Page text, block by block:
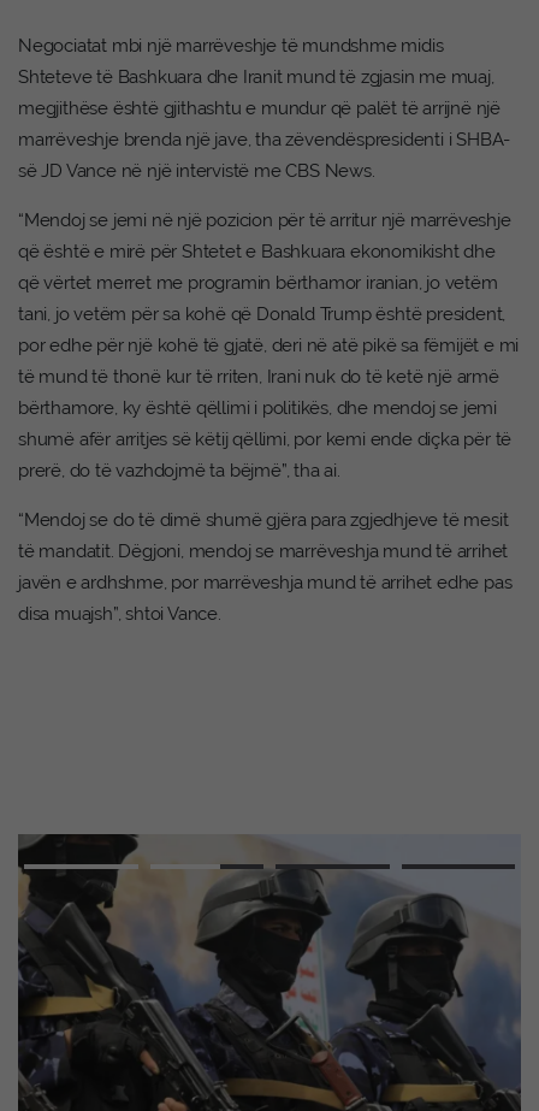
Negociatat mbi një marrëveshje të mundshme midis
Shteteve të Bashkuara dhe Iranit mund të zgjasin me muaj,
megjithëse është gjithashtu e mundur që palët të arrijnë një
marrëveshje brenda një jave, tha zëvendëspresidenti i SHBA-
së JD Vance në një intervistë me CBS News.
“Mendoj se jemi në një pozicion për të arritur një marrëveshje
që është e mirë për Shtetet e Bashkuara ekonomikisht dhe
që vërtet merret me programin bërthamor iranian, jo vetëm
tani, jo vetëm për sa kohë që Donald Trump është president,
por edhe për një kohë të gjatë, deri në atë pikë sa fëmijët e mi
të mund të thonë kur të rriten, Irani nuk do të ketë një armë
bërthamore, ky është qëllimi i politikës, dhe mendoj se jemi
shumë afër arritjes së këtij qëllimi, por kemi ende diçka për të
prerë, do të vazhdojmë ta bëjmë”, tha ai.
“Mendoj se do të dimë shumë gjëra para zgjedhjeve të mesit
të mandatit. Dëgjoni, mendoj se marrëveshja mund të arrihet
javën e ardhshme, por marrëveshja mund të arrihet edhe pas
disa muajsh”, shtoi Vance.